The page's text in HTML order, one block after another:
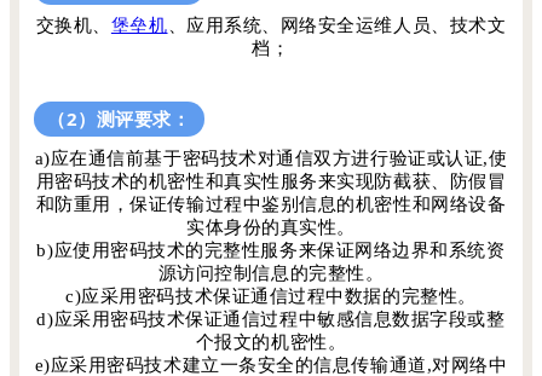
交换机、 堡垒机、应用系统、网络安全运维人员、技术文
档；
（2）测评要求：
a)应在通信前基于密码技术对通信双方进行验证或认证,使
用密码技术的机密性和真实性服务来实现防截获、防假冒
和防重用，保证传输过程中鉴别信息的机密性和网络设备
实体身份的真实性。
b)应使用密码技术的完整性服务来保证网络边界和系统资
源访问控制信息的完整性。
c)应采用密码技术保证通信过程中数据的完整性。
d)应采用密码技术保证通信过程中敏感信息数据字段或整
个报文的机密性。
e)应采用密码技术建立一条安全的信息传输通道,对网络中